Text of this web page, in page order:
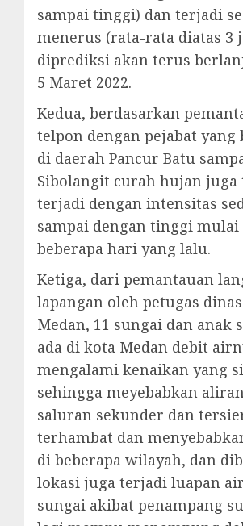
sampai tinggi) dan terjadi
menerus (rata-rata diatas 3
diprediksi akan terus
5 Maret 2022.
Kedua, berdasarkan
telpon dengan pejabat yang
di daerah Pancur Batu
Sibolangit curah hujan juga
terjadi dengan intensitas
sampai dengan tinggi
beberapa hari yang lalu.
Ketiga, dari pemantauan
lapangan oleh petugas
Medan, 11 sungai dan anak
ada di kota Medan debit
mengalami kenaikan yang
sehingga meyebabkan
saluran sekunder dan
terhambat dan
di beberapa wilayah, dan
lokasi juga terjadi luapan
sungai akibat penampang